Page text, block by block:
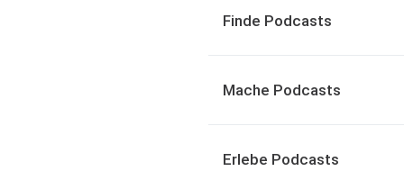
Finde Podcasts
Mache Podcasts
Erlebe Podcasts